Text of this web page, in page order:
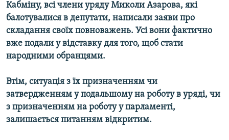
Усі сайти RFE/RL
Кабміну, всі члени уряду Миколи Азарова, які
балотувалися в депутати, написали заяви про
складання своїх повноважень. Усі вони фактично
вже подали у відставку для того, щоб стати
народними обранцями.
Втім, ситуація з їх призначенням чи
затвердженням у подальшому на роботу в уряді, чи
з призначенням на роботу у парламенті,
залишається питанням відкритим.